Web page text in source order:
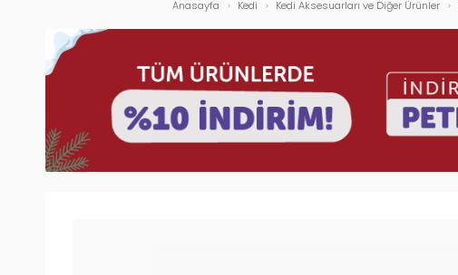
Anasayfa Kedi Kedi Aksesuarları ve Diğer Ürünler